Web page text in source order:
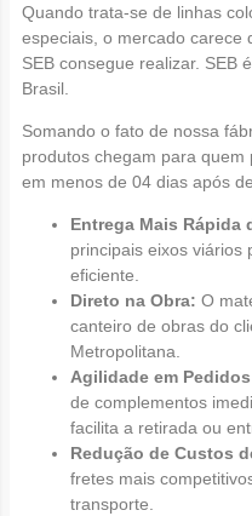
Quando trata-se de linhas
especiais, o mercado carece
SEB consegue realizar. SEB
Brasil.
Somando o fato de nossa
produtos chegam para
em menos de 04 dias após
Entrega Mais Rápida
principais eixos viários
eficiente.
Direto na Obra: O
canteiro de obras do
Metropolitana.
Agilidade em
de complementos
facilita a retirada ou
Redução de Custos
fretes mais
transporte.